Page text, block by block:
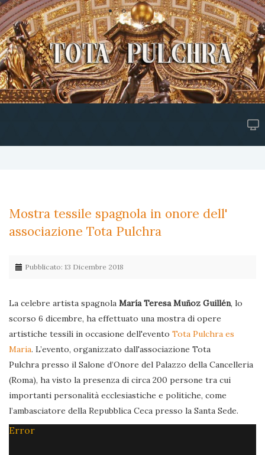
Mostra tessile spagnola in onore dell'
associazione Tota Pulchra
Pubblicato: 13 Dicembre 2018
La celebre artista spagnola María Teresa Muñoz Guillén, lo
scorso 6 dicembre, ha effettuato una mostra di opere
artistiche tessili in occasione dell'evento Tota Pulchra es
Maria. L’evento, organizzato dall'associazione Tota
Pulchra presso il Salone d’Onore del Palazzo della Cancelleria
(Roma), ha visto la presenza di circa 200 persone tra cui
importanti personalità ecclesiastiche e politiche, come
l’ambasciatore della Repubblica Ceca presso la Santa Sede.
Error